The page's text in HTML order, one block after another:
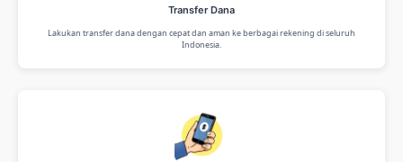
Transfer Dana
Lakukan transfer dana dengan cepat dan aman ke berbagai rekening di seluruh
Indonesia.